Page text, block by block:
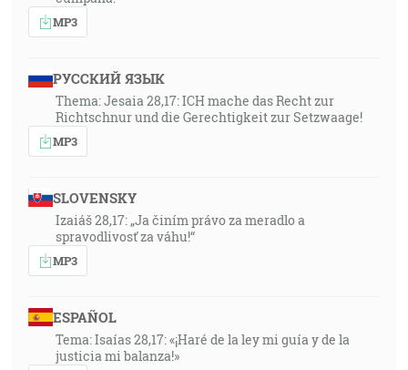
MP3
РУССКИЙ ЯЗЫК
Thema: Jesaia 28,17: ICH mache das Recht zur
Richtschnur und die Gerechtigkeit zur Setzwaage!
MP3
SLOVENSKY
Izaiáš 28,17: „Ja činím právo za meradlo a
spravodlivosť za váhu!“
MP3
ESPAÑOL
Tema: Isaías 28,17: «¡Haré de la ley mi guía y de la
justicia mi balanza!»